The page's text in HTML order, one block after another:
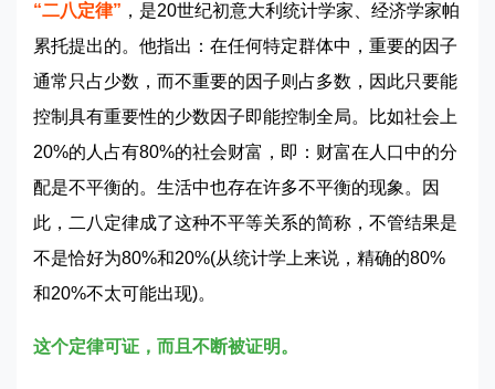
“二八定律” ，是20世纪初意大利统计学家、经济学家帕
累托提出的。他指出：在任何特定群体中，重要的因子
通常只占少数，而不重要的因子则占多数，因此只要能
控制具有重要性的少数因子即能控制全局。比如社会上
20%的人占有80%的社会财富，即：财富在人口中的分
配是不平衡的。生活中也存在许多不平衡的现象。因
此，二八定律成了这种不平等关系的简称，不管结果是
不是恰好为80%和20%(从统计学上来说，精确的80%
和20%不太可能出现)。
这个定律可证，而且不断被证明。